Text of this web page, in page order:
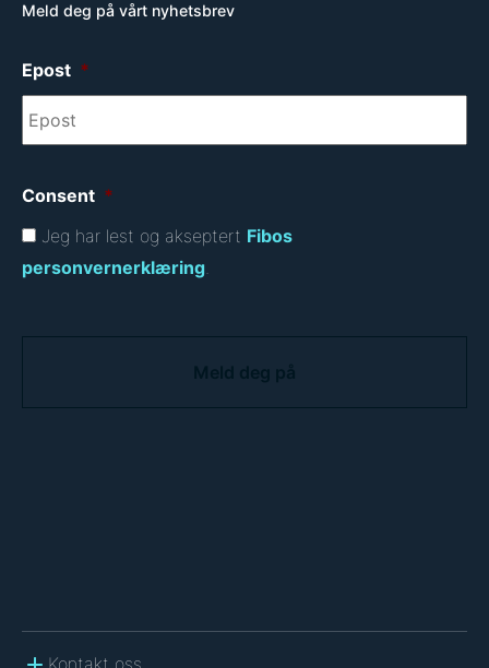
Meld deg på vårt nyhetsbrev
Epost *
Consent *
Jeg har lest og akseptert Fibos
personvernerklæring.